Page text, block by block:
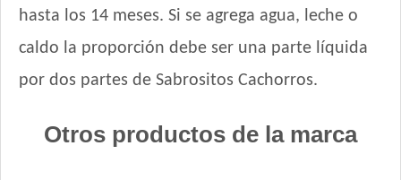
Nutribon Plus Perro Cachorro
Nutrique Large Puppy
Nutrique Mother & Baby Dog
Odwalla Perro Cachorro
hasta los 14 meses. Si se agrega agua, leche o
caldo la proporción debe ser una parte líquida
por dos partes de Sabrositos Cachorros.
Otros productos de la marca